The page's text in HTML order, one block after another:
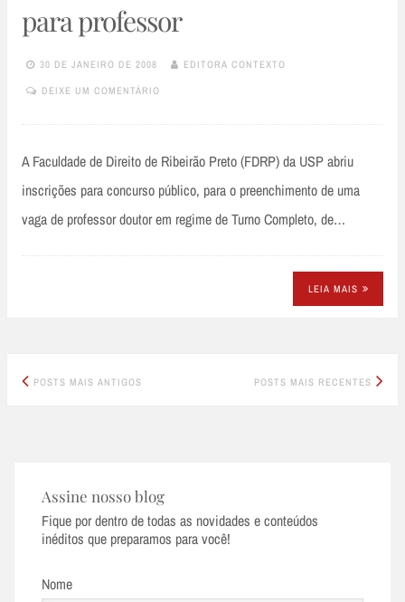
para professor
30 DE JANEIRO DE 2008 EDITORA CONTEXTO
DEIXE UM COMENTÁRIO
A Faculdade de Direito de Ribeirão Preto (FDRP) da USP abriu
inscrições para concurso público, para o preenchimento de uma
vaga de professor doutor em regime de Turno Completo, de…
LEIA MAIS
Posts
POSTS MAIS ANTIGOS POSTS MAIS RECENTES
Assine nosso blog
Fique por dentro de todas as novidades e conteúdos
inéditos que preparamos para você!
Nome